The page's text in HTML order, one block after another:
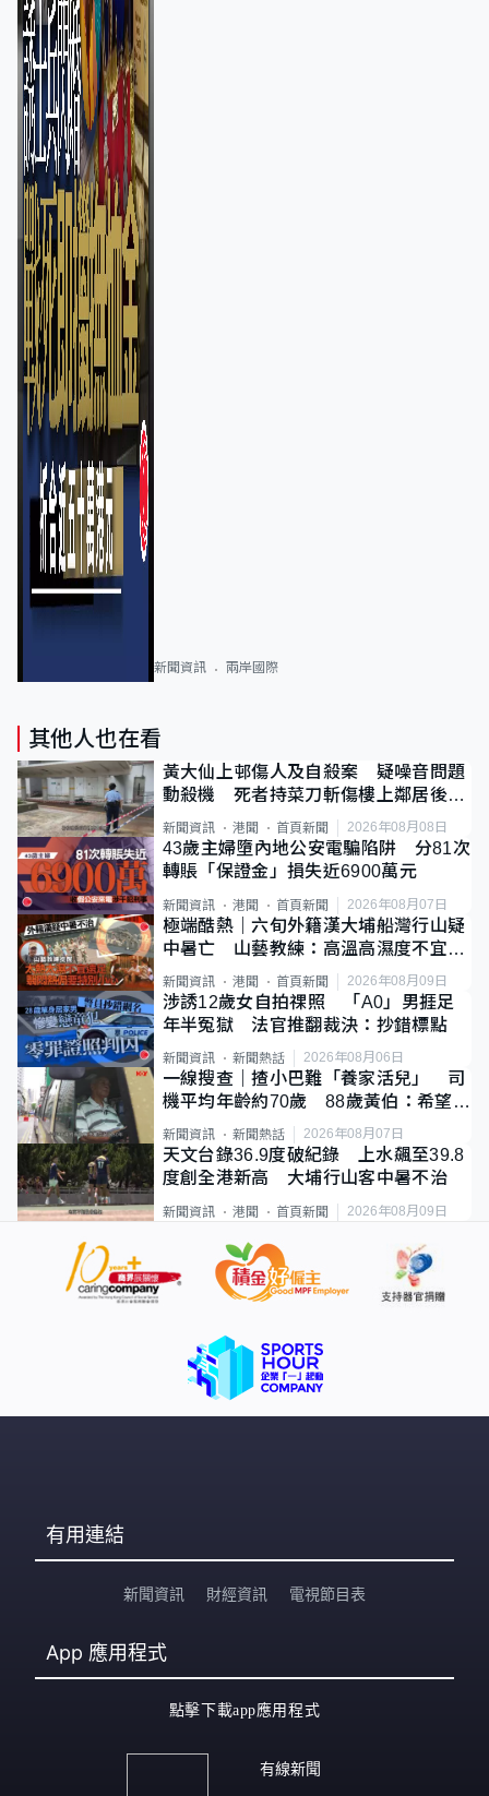
新聞資訊 兩岸國際
其他人也在看
黃大仙上邨傷人及自殺案 疑噪音問題
動殺機 死者持菜刀斬傷樓上鄰居後墮
斃
新聞資訊 港聞 首頁新聞 2026年08月08日
43歲主婦墮內地公安電騙陷阱 分81次
轉賬「保證金」損失近6900萬元
新聞資訊 港聞 首頁新聞 2026年08月07日
極端酷熱｜六旬外籍漢大埔船灣行山疑
中暑亡 山藝教練：高溫高濕度不宜遠
足
新聞資訊 港聞 首頁新聞 2026年08月09日
涉誘12歲女自拍祼照 「A0」男捱足
年半冤獄 法官推翻裁決：抄錯標點
新聞資訊 新聞熱話 2026年08月06日
一線搜查｜揸小巴難「養家活兒」 司
機平均年齡約70歲 88歲黃伯：希望一
直揸落去
新聞資訊 新聞熱話 2026年08月07日
天文台錄36.9度破紀錄 上水飆至39.8
度創全港新高 大埔行山客中暑不治
新聞資訊 港聞 首頁新聞 2026年08月09日
有用連結
新聞資訊 財經資訊 電視節目表
App 應用程式
點擊下載app應用程式
有線新聞